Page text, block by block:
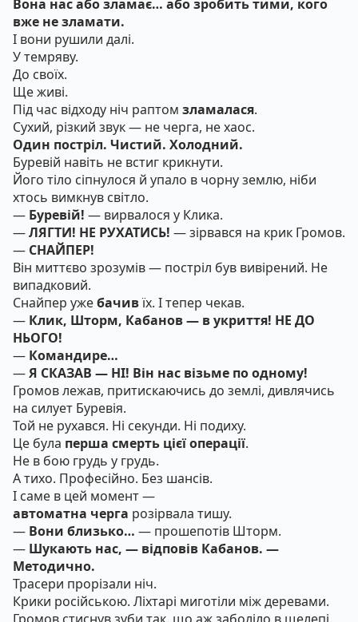
Вона нас або зламає… або зробить тими, кого
вже не зламати.
І вони рушили далі.
У темряву.
До своїх.
Ще живі.
Під час відходу ніч раптом зламалася.
Сухий, різкий звук — не черга, не хаос.
Один постріл. Чистий. Холодний.
Буревій навіть не встиг крикнути.
Його тіло сіпнулося й упало в чорну землю, ніби
хтось вимкнув світло.
— Буревій! — вирвалося у Клика.
—ЛЯГТИ! НЕ РУХАТИСЬ! — зірвався на крик Громов.
— СНАЙПЕР!
Він миттєво зрозумів — постріл був вивірений. Не
випадковий.
Снайпер ужебачивїх. І тепер чекав.
— Клик, Шторм, Кабанов — в укриття! НЕ ДО
НЬОГО!
— Командире…
—Я СКАЗАВ — НІ! Він нас візьме по одному!
Громов лежав, притискаючись до землі, дивлячись
на силует Буревія.
Той не рухався. Ні секунди. Ні подиху.
Це була перша смерть цієї операції.
Не в бою грудь у грудь.
А тихо. Професійно. Без шансів.
І саме в цей момент —
автоматна черга розірвала тишу.
— Вони близько… — прошепотів Шторм.
— Шукають нас, — відповів Кабанов. —
Методично.
Трасери прорізали ніч.
Крики російською. Ліхтарі миготіли між деревами.